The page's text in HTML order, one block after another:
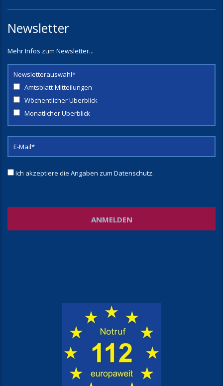
Newsletter
Mehr Infos zum Newsletter...
Newsletterauswahl*
Amtsblatt-Mitteilungen
Wöchentlicher Überblick
Monatlicher Überblick
Ich akzeptiere die Angaben zum Datenschutz.